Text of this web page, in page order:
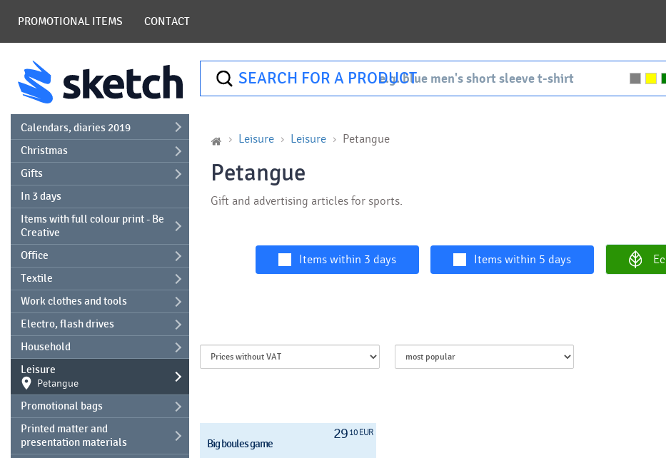
PROMOTIONAL ITEMS CONTACT
SEARCH FOR A PRODUCT
Calendars, diaries 2019
Christmas
Gifts
In 3 days
Items with full colour print - Be
Creative
Office
Textile
Work clothes and tools
Electro, flash drives
Household
Leisure
Petangue
Promotional bags
Printed matter and
presentation materials
Leisure Leisure Petangue
Petangue
Gift and advertising articles for sports.
Items within 3 days Items within 5 days
29 10 EUR
Big boules game